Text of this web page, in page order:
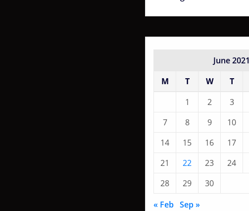
June 2021
M
T W T
1
2 3
7
8 9 10
14
15 16 17
21
22 23 24
28
29
30
« Feb Sep »